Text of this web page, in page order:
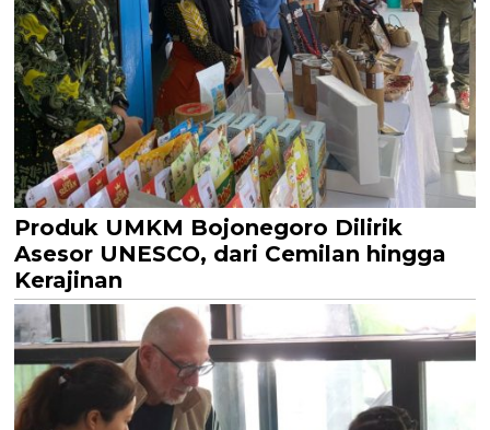
Produk UMKM Bojonegoro Dilirik
Asesor UNESCO, dari Cemilan hingga
Kerajinan